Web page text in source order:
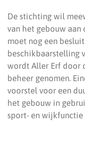
De stichting wil
van het gebouw aan
moet nog een
beschikbaarstelling
wordt Aller Erf door
beheer genomen.
voorstel voor een
het gebouw in
sport- en wijkfunctie